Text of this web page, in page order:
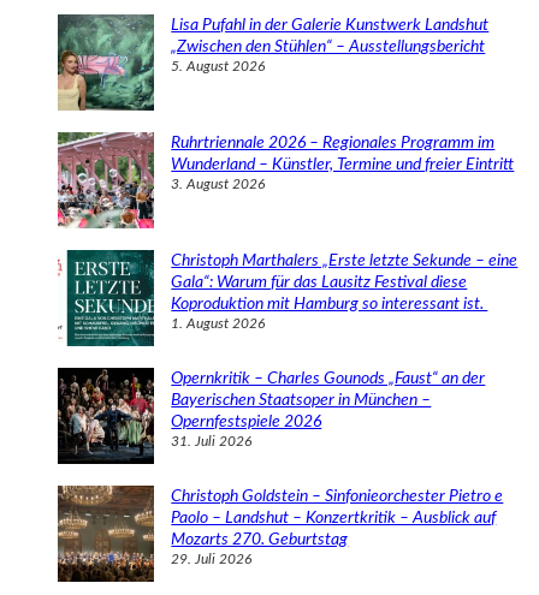
Lisa Pufahl in der Galerie Kunstwerk Landshut
„Zwischen den Stühlen“ – Ausstellungsbericht
5. August 2026
Ruhrtriennale 2026 – Regionales Programm im
Wunderland – Künstler, Termine und freier Eintritt
3. August 2026
Christoph Marthalers „Erste letzte Sekunde – eine
Gala“: Warum für das Lausitz Festival diese
Koproduktion mit Hamburg so interessant ist.
1. August 2026
Opernkritik – Charles Gounods „Faust“ an der
Bayerischen Staatsoper in München –
Opernfestspiele 2026
31. Juli 2026
Christoph Goldstein – Sinfonieorchester Pietro e
Paolo – Landshut – Konzertkritik – Ausblick auf
Mozarts 270. Geburtstag
29. Juli 2026